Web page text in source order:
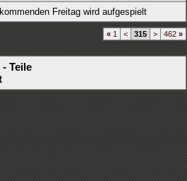
Freitag wird aufgespielt
« 1 < 315 > 462 »
Teile